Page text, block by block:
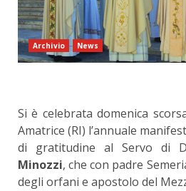
Archivio News
Si è celebrata domenica
Amatrice (RI) l’annuale
di gratitudine al Servo di
Minozzi, che con padre
degli orfani e apostolo del